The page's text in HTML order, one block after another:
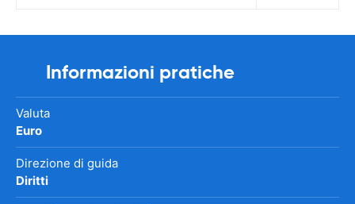
Informazioni pratiche
Valuta
Euro
Direzione di guida
Diritti